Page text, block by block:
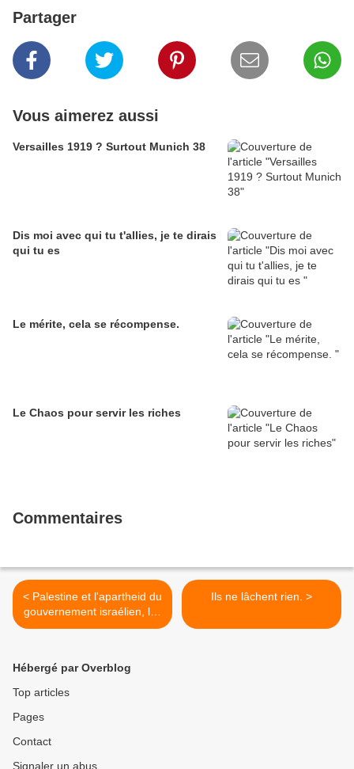
Partager
Vous aimerez aussi
Versailles 1919 ? Surtout Munich 38
Dis moi avec qui tu t'allies, je te dirais
qui tu es
Le mérite, cela se récompense.
Le Chaos pour servir les riches
Commentaires
< Palestine et l'apartheid du
gouvernement israélien, les
consciences bougent.
Ils ne lâchent rien. >
Hébergé par Overblog
Top articles
Pages
Contact
Signaler un abus